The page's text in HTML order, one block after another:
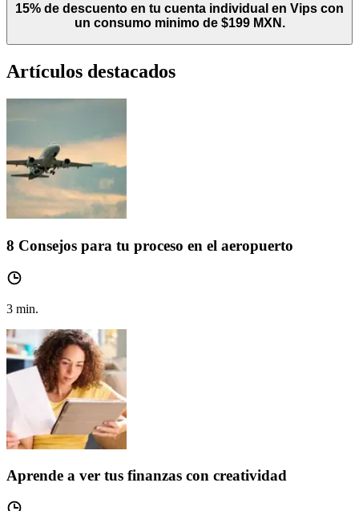
15% de descuento en tu cuenta individual en Vips con
un consumo minimo de $199 MXN.
Artículos destacados
8 Consejos para tu proceso en el aeropuerto
3 min.
Aprende a ver tus finanzas con creatividad